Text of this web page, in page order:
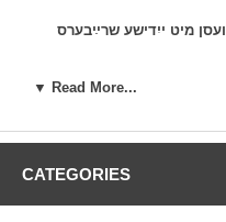
מיט ייִדישע שרײַבערס
▼ Read More...
CATEGORIES